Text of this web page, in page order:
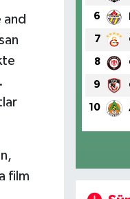
and
film
6
7
8
9
10